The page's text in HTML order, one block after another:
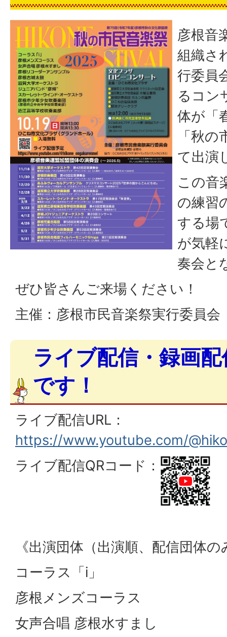
彦根音
組織さ
行委員
るコン
体が「
「秋
て出演
この音
の練習
する場
が気軽
奏会と
ぜひ皆さんご来場ください！
主催：彦根市民音楽祭実行委員会
ライブ配信・録画
です！
ライブ配信URL：
https://www.youtube.com/
ライブ配信QRコード：
《出演団体（出演順、配信団体
コーラス「i」
彦根メンズコーラス
女声合唱 彦根水すまし